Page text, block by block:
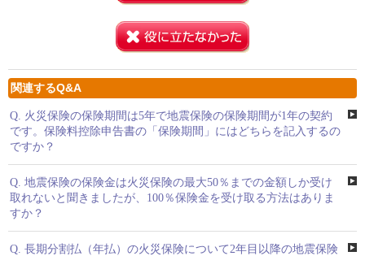
関連するQ&A
Q. 火災保険の保険期間は5年で地震保険の保険期間が1年の契約
です。保険料控除申告書の「保険期間」にはどちらを記入するの
ですか？
Q. 地震保険の保険金は火災保険の最大50％までの金額しか受け
取れないと聞きましたが、100％保険金を受け取る方法はありま
すか？
Q. 長期分割払（年払）の火災保険について2年目以降の地震保険